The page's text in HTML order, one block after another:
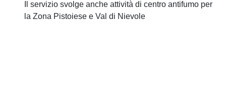
Il servizio svolge anche attività di centro antifumo per
la Zona Pistoiese e Val di Nievole